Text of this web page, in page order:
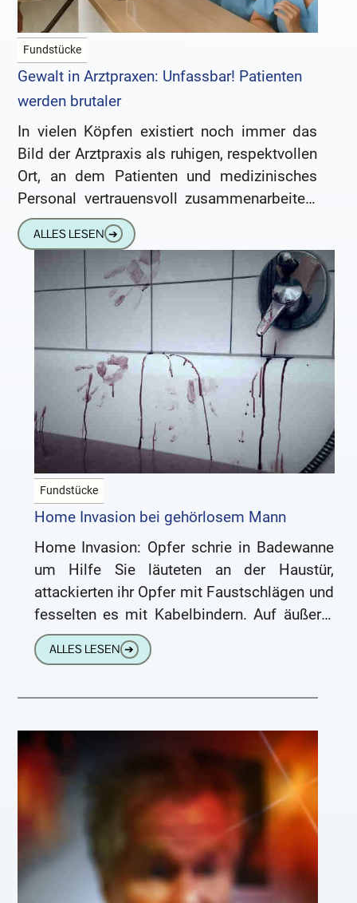
Fundstücke
Gewalt in Arztpraxen: Unfassbar! Patienten
werden brutaler
In vielen Köpfen existiert noch immer das
Bild der Arztpraxis als ruhigen, respektvollen
Ort, an dem Patienten und medizinisches
Personal vertrauensvoll zusammenarbeiten.
Die Realität sieht jedoch zunehmend anders
aus: Gewalt
ALLES LESEN ➔
Fundstücke
Home Invasion bei gehörlosem Mann
Home Invasion: Opfer schrie in Badewanne
um Hilfe Sie läuteten an der Haustür,
attackierten ihr Opfer mit Faustschlägen und
fesselten es mit Kabelbindern. Auf äußerst
brutale Weise sollen zwei Rumänen
ALLES LESEN ➔